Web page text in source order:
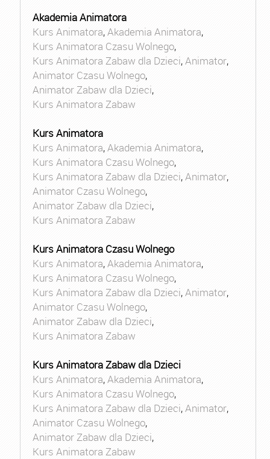
Akademia Animatora
Kurs Animatora,Akademia Animatora,
Kurs Animatora Czasu Wolnego,
Kurs Animatora Zabaw dla Dzieci,Animator,
Animator Czasu Wolnego,
Animator Zabaw dla Dzieci,
Kurs Animatora Zabaw
Kurs Animatora
Kurs Animatora,Akademia Animatora,
Kurs Animatora Czasu Wolnego,
Kurs Animatora Zabaw dla Dzieci,Animator,
Animator Czasu Wolnego,
Animator Zabaw dla Dzieci,
Kurs Animatora Zabaw
Kurs Animatora Czasu Wolnego
Kurs Animatora,Akademia Animatora,
Kurs Animatora Czasu Wolnego,
Kurs Animatora Zabaw dla Dzieci,Animator,
Animator Czasu Wolnego,
Animator Zabaw dla Dzieci,
Kurs Animatora Zabaw
Kurs Animatora Zabaw dla Dzieci
Kurs Animatora,Akademia Animatora,
Kurs Animatora Czasu Wolnego,
Kurs Animatora Zabaw dla Dzieci,Animator,
Animator Czasu Wolnego,
Animator Zabaw dla Dzieci,
Kurs Animatora Zabaw